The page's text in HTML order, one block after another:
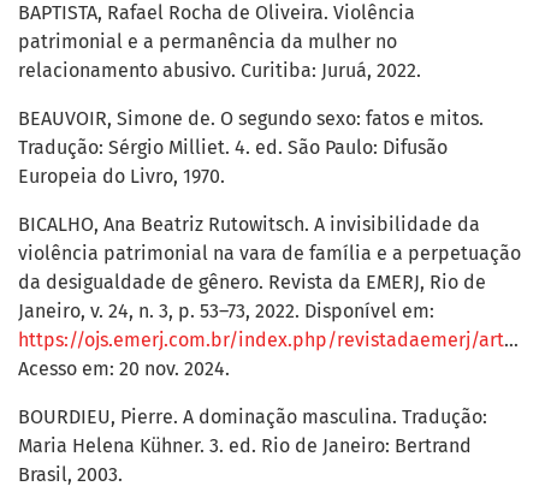
BAPTISTA, Rafael Rocha de Oliveira. Violência
patrimonial e a permanência da mulher no
relacionamento abusivo. Curitiba: Juruá, 2022.
BEAUVOIR, Simone de. O segundo sexo: fatos e mitos.
Tradução: Sérgio Milliet. 4. ed. São Paulo: Difusão
Europeia do Livro, 1970.
BICALHO, Ana Beatriz Rutowitsch. A invisibilidade da
violência patrimonial na vara de família e a perpetuação
da desigualdade de gênero. Revista da EMERJ, Rio de
Janeiro, v. 24, n. 3, p. 53–73, 2022. Disponível em:
https://ojs.emerj.com.br/index.php/revistadaemerj/article/view/396
Acesso em: 20 nov. 2024.
BOURDIEU, Pierre. A dominação masculina. Tradução:
Maria Helena Kühner. 3. ed. Rio de Janeiro: Bertrand
Brasil, 2003.